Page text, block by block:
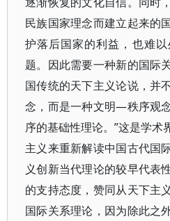
民族国家理念而建立起来的
护落后国家的利益，也难
题。因此需要一种新的国际
国传统的天下主义论说，并
念，而是一种文明—秩序观
序的基础性理论。”这是学术
主义来重新解读中国古代国
义创新当代理论的较早代表
的支持态度，赞同从天下主
国际关系理论，因为除此之